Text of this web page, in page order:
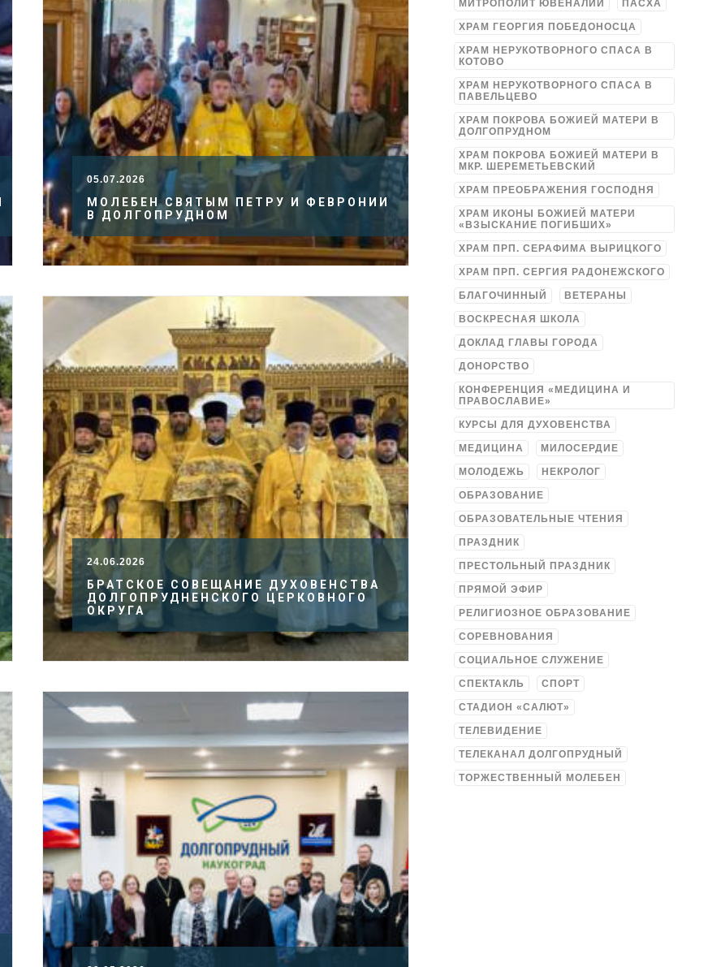
05.07.2026
МОЛЕБЕН СВЯТЫМ ПЕТРУ И ФЕВРОНИИ
В ДОЛГОПРУДНОМ
24.06.2026
БРАТСКОЕ СОВЕЩАНИЕ ДУХОВЕНСТВА
ДОЛГОПРУДНЕНСКОГО ЦЕРКОВНОГО
ОКРУГА
МИТРОПОЛИТ ЮВЕНАЛИЙ ПАСХА
ХРАМ ГЕОРГИЯ ПОБЕДОНОСЦА
ХРАМ НЕРУКОТВОРНОГО СПАСА В
КОТОВО
ХРАМ НЕРУКОТВОРНОГО СПАСА В
ПАВЕЛЬЦЕВО
ХРАМ ПОКРОВА БОЖИЕЙ МАТЕРИ В
ДОЛГОПРУДНОМ
ХРАМ ПОКРОВА БОЖИЕЙ МАТЕРИ В
МКР. ШЕРЕМЕТЬЕВСКИЙ
ХРАМ ПРЕОБРАЖЕНИЯ ГОСПОДНЯ
ХРАМ ИКОНЫ БОЖИЕЙ МАТЕРИ
«ВЗЫСКАНИЕ ПОГИБШИХ»
ХРАМ ПРП. СЕРАФИМА ВЫРИЦКОГО
ХРАМ ПРП. СЕРГИЯ РАДОНЕЖСКОГО
БЛАГОЧИННЫЙ ВЕТЕРАНЫ
ВОСКРЕСНАЯ ШКОЛА
ДОКЛАД ГЛАВЫ ГОРОДА
ДОНОРСТВО
КОНФЕРЕНЦИЯ «МЕДИЦИНА И
ПРАВОСЛАВИЕ»
КУРСЫ ДЛЯ ДУХОВЕНСТВА
МЕДИЦИНА МИЛОСЕРДИЕ
МОЛОДЕЖЬ НЕКРОЛОГ
ОБРАЗОВАНИЕ
ОБРАЗОВАТЕЛЬНЫЕ ЧТЕНИЯ
ПРАЗДНИК
ПРЕСТОЛЬНЫЙ ПРАЗДНИК
ПРЯМОЙ ЭФИР
РЕЛИГИОЗНОЕ ОБРАЗОВАНИЕ
СОРЕВНОВАНИЯ
СОЦИАЛЬНОЕ СЛУЖЕНИЕ
СПЕКТАКЛЬ СПОРТ
СТАДИОН «САЛЮТ»
ТЕЛЕВИДЕНИЕ
ТЕЛЕКАНАЛ ДОЛГОПРУДНЫЙ
ТОРЖЕСТВЕННЫЙ МОЛЕБЕН